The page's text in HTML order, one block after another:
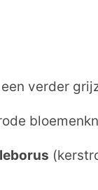
verder